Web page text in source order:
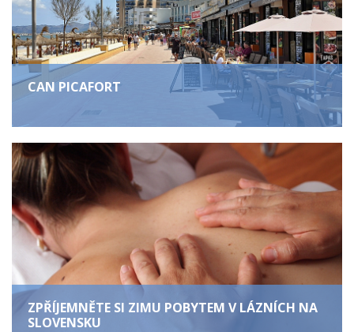
CAN PICAFORT
ZPŘÍJEMNĚTE SI ZIMU POBYTEM V LÁZNÍCH NA
SLOVENSKU